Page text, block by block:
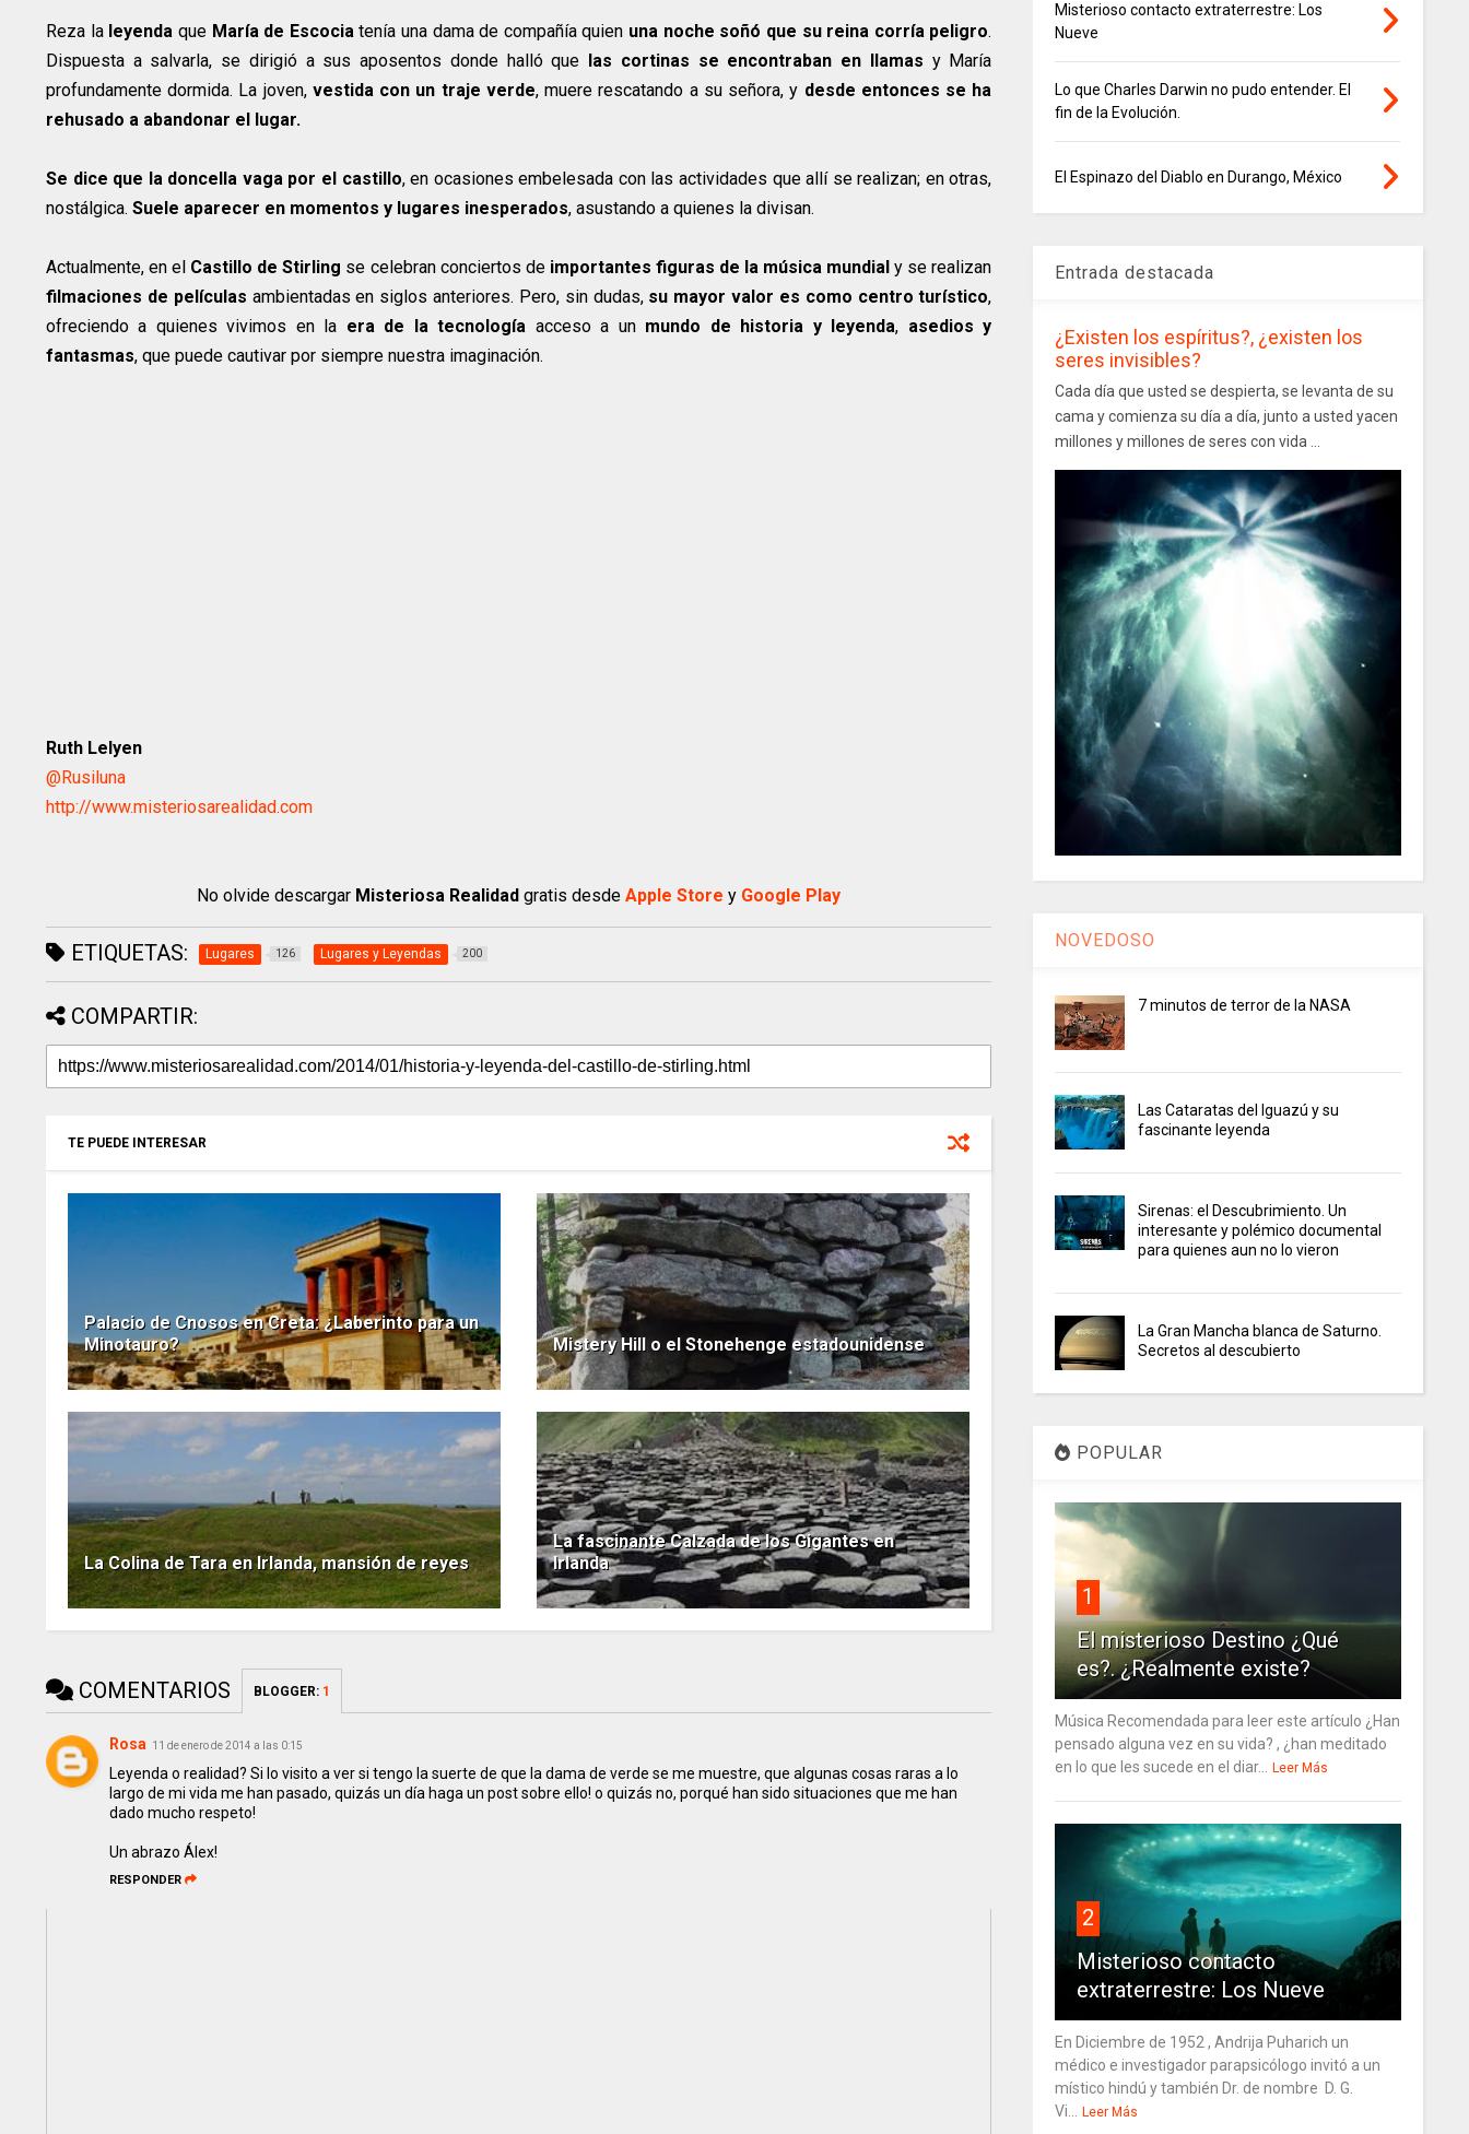
Reza la leyenda que María de Escociatenía una dama de compañía quien una noche soñó que su reina corría peligro.
Dispuesta a salvarla, se dirigió a sus aposentos donde halló que las cortinas se encontraban en llamas y María
profundamente dormida. La joven,vestida con un traje verde, muere rescatando a su señora, y desde entonces se ha
rehusado a abandonar el lugar.
Se dice que la doncella vaga por el castillo, en ocasiones embelesada con las actividades que allí se realizan; en otras,
nostálgica. Suele aparecer en momentos y lugares inesperados, asustando a quienes la divisan.
Actualmente, en el Castillo de Stirling se celebran conciertos de importantes figuras de la música mundial y se realizan
filmaciones de películas ambientadas en siglos anteriores. Pero, sin dudas, su mayor valor es como centro turístico,
ofreciendo a quienes vivimos en la era de la tecnología acceso a un mundo de historia y leyenda, asedios y
fantasmas, que puede cautivar por siempre nuestra imaginación.
Ruth Lelyen
@Rusiluna
http://www.misteriosarealidad.com
No olvide descargar Misteriosa Realidad gratis desdeApple Store y Google Play
ETIQUETAS: Lugares 126 Lugares y Leyendas 200
COMPARTIR:
TE PUEDE INTERESAR
Palacio de Cnosos en Creta: ¿Laberinto para un
Minotauro?
Mistery Hill o el Stonehenge estadounidense
La Colina de Tara en Irlanda, mansión de reyes
La fascinante Calzada de los Gigantes en
Irlanda
COMENTARIOS BLOGGER: 1
Rosa 11 de enero de 2014 a las 0:15
Leyenda o realidad? Si lo visito a ver si tengo la suerte de que la dama de verde se me muestre, que algunas cosas raras a lo
largo de mi vida me han pasado, quizás un día haga un post sobre ello! o quizás no, porqué han sido situaciones que me han
dado mucho respeto!
Un abrazo Álex!
RESPONDER
Misterioso contacto extraterrestre: Los
Nueve
Lo que Charles Darwin no pudo entender. El
fin de la Evolución.
El Espinazo del Diablo en Durango, México
Entrada destacada
¿Existen los espíritus?, ¿existen los
seres invisibles?
Cada día que usted se despierta, se levanta de su
cama y comienza su día a día, junto a usted yacen
millones y millones de seres con vida ...
NOVEDOSO
7 minutos de terror de la NASA
Las Cataratas del Iguazú y su
fascinante leyenda
Sirenas: el Descubrimiento. Un
interesante y polémico documental
para quienes aun no lo vieron
La Gran Mancha blanca de Saturno.
Secretos al descubierto
POPULAR
1
El misterioso Destino ¿Qué
es?. ¿Realmente existe?
Música Recomendada para leer este artículo ¿Han
pensado alguna vez en su vida? , ¿han meditado
en lo que les sucede en el diar...
Leer Más
2
Misterioso contacto
extraterrestre: Los Nueve
En Diciembre de 1952 , Andrija Puharich un
médico e investigador parapsicólogo invitó a un
místico hindú y también Dr. de nombre D. G.
Vi...
Leer Más